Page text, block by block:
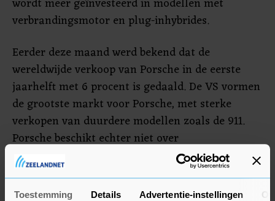
Toestemming Details Advertentie-instellingen
verbrandingsmotor en plug-inhybrides.
Eerder deze maand werd bekend dat de
wereldwijde verkoop van Porsche in de eerste
jaarhelft met 6 procent is gedaald. De VS vormen
de grootste markt voor Porsche, met sterke
verkopen van duurdere modellen zoals de 911.
Porsche beschikt echter niet over
productiefaciliteiten in de VS en is volledig
afhankelijk van import uit Europa.